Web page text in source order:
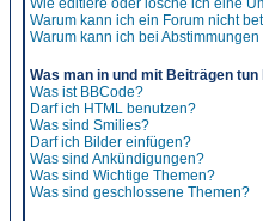
Wie editiere oder lösche ich eine
Warum kann ich ein Forum nicht
Warum kann ich bei
Was man in und mit Beiträgen tun
Was ist BBCode?
Darf ich HTML benutzen?
Was sind Smilies?
Darf ich Bilder einfügen?
Was sind Ankündigungen?
Was sind Wichtige Themen?
Was sind geschlossene Themen?